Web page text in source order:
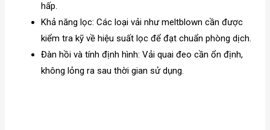
hấp.
Khả năng lọc: Các loại vải như meltblown cần được
kiểm tra kỹ về hiệu suất lọc để đạt chuẩn phòng dịch.
Đàn hồi và tính định hình: Vải quai đeo cần ổn định,
không lỏng ra sau thời gian sử dụng.